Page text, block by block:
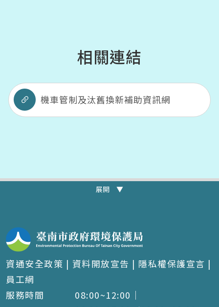
相關連結
機車管制及汰舊換新補助資訊網
展開 ▼
資通安全政策 | 資料開放宣告 | 隱私權保護宣言 |
員工網
服務時間
08:00~12:00｜